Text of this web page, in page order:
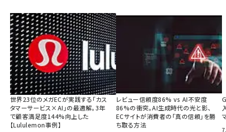
世界23位のメガECが実践する「カス
タマーサービス×AI」の最適解。3年
で顧客満足度144%向上した
【Lululemon事例】
レビュー信頼度86% vs AI不安度
86%の衝突。AI生成時代の光と影、
ECサイトが消費者の「真の信頼」を勝
ち取る方法